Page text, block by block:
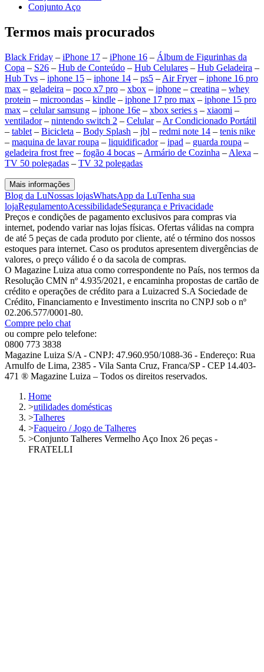
Conjunto Aço
Termos mais procurados
Black Friday – iPhone 17 – iPhone 16 – Álbum de Figurinhas da
Copa – S26 – Hub de Conteúdo – Hub Celulares – Hub Geladeira –
Hub Tvs – iphone 15 – iphone 14 – ps5 – Air Fryer– iphone 16 pro
max – geladeira – poco x7 pro – xbox – iphone – creatina – whey
protein – microondas – kindle – iphone 17 pro max – iphone 15 pro
max – celular samsung – iphone 16e – xbox series s – xiaomi –
ventilador– nintendo switch 2 – Celular– Ar Condicionado Portátil
– tablet – Bicicleta – Body Splash – jbl – redmi note 14 – tenis nike
– maquina de lavar roupa – liquidificador– ipad – guarda roupa –
geladeira frost free – fogão 4 bocas – Armário de Cozinha – Alexa –
TV 50 polegadas – TV 32 polegadas
Mais informações
Blog da LuNossas lojasWhatsApp da LuTenha sua
lojaRegulamentoAcessibilidadeSegurança e Privacidade
Preços e condições de pagamento exclusivos para compras via
internet, podendo variar nas lojas físicas. Ofertas válidas na compra
de até 5 peças de cada produto por cliente, até o término dos nossos
estoques para internet. Caso os produtos apresentem divergências de
valores, o preço válido é o da sacola de compras.
O Magazine Luiza atua como correspondente no País, nos termos da
Resolução CMN nº 4.935/2021, e encaminha propostas de cartão de
crédito e operações de crédito para a Luizacred S.A Sociedade de
Crédito, Financiamento e Investimento inscrita no CNPJ sob o nº
02.206.577/0001-80.
Compre pelo chat
ou compre pelo telefone:
0800 773 3838
Magazine Luiza S/A - CNPJ: 47.960.950/1088-36 - Endereço: Rua
Arnulfo de Lima, 2385 - Vila Santa Cruz, Franca/SP - CEP 14.403-
471 ® Magazine Luiza – Todos os direitos reservados.
Home
>utilidades domésticas
>Talheres
>Faqueiro / Jogo de Talheres
>Conjunto Talheres Vermelho Aço Inox 26 peças -
FRATELLI